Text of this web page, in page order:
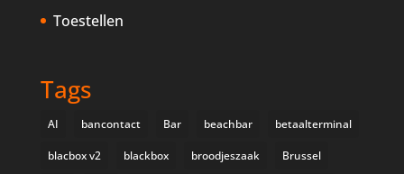
Toestellen
Tags
AI bancontact Bar beachbar betaalterminal
blacbox v2 blackbox broodjeszaak Brussel